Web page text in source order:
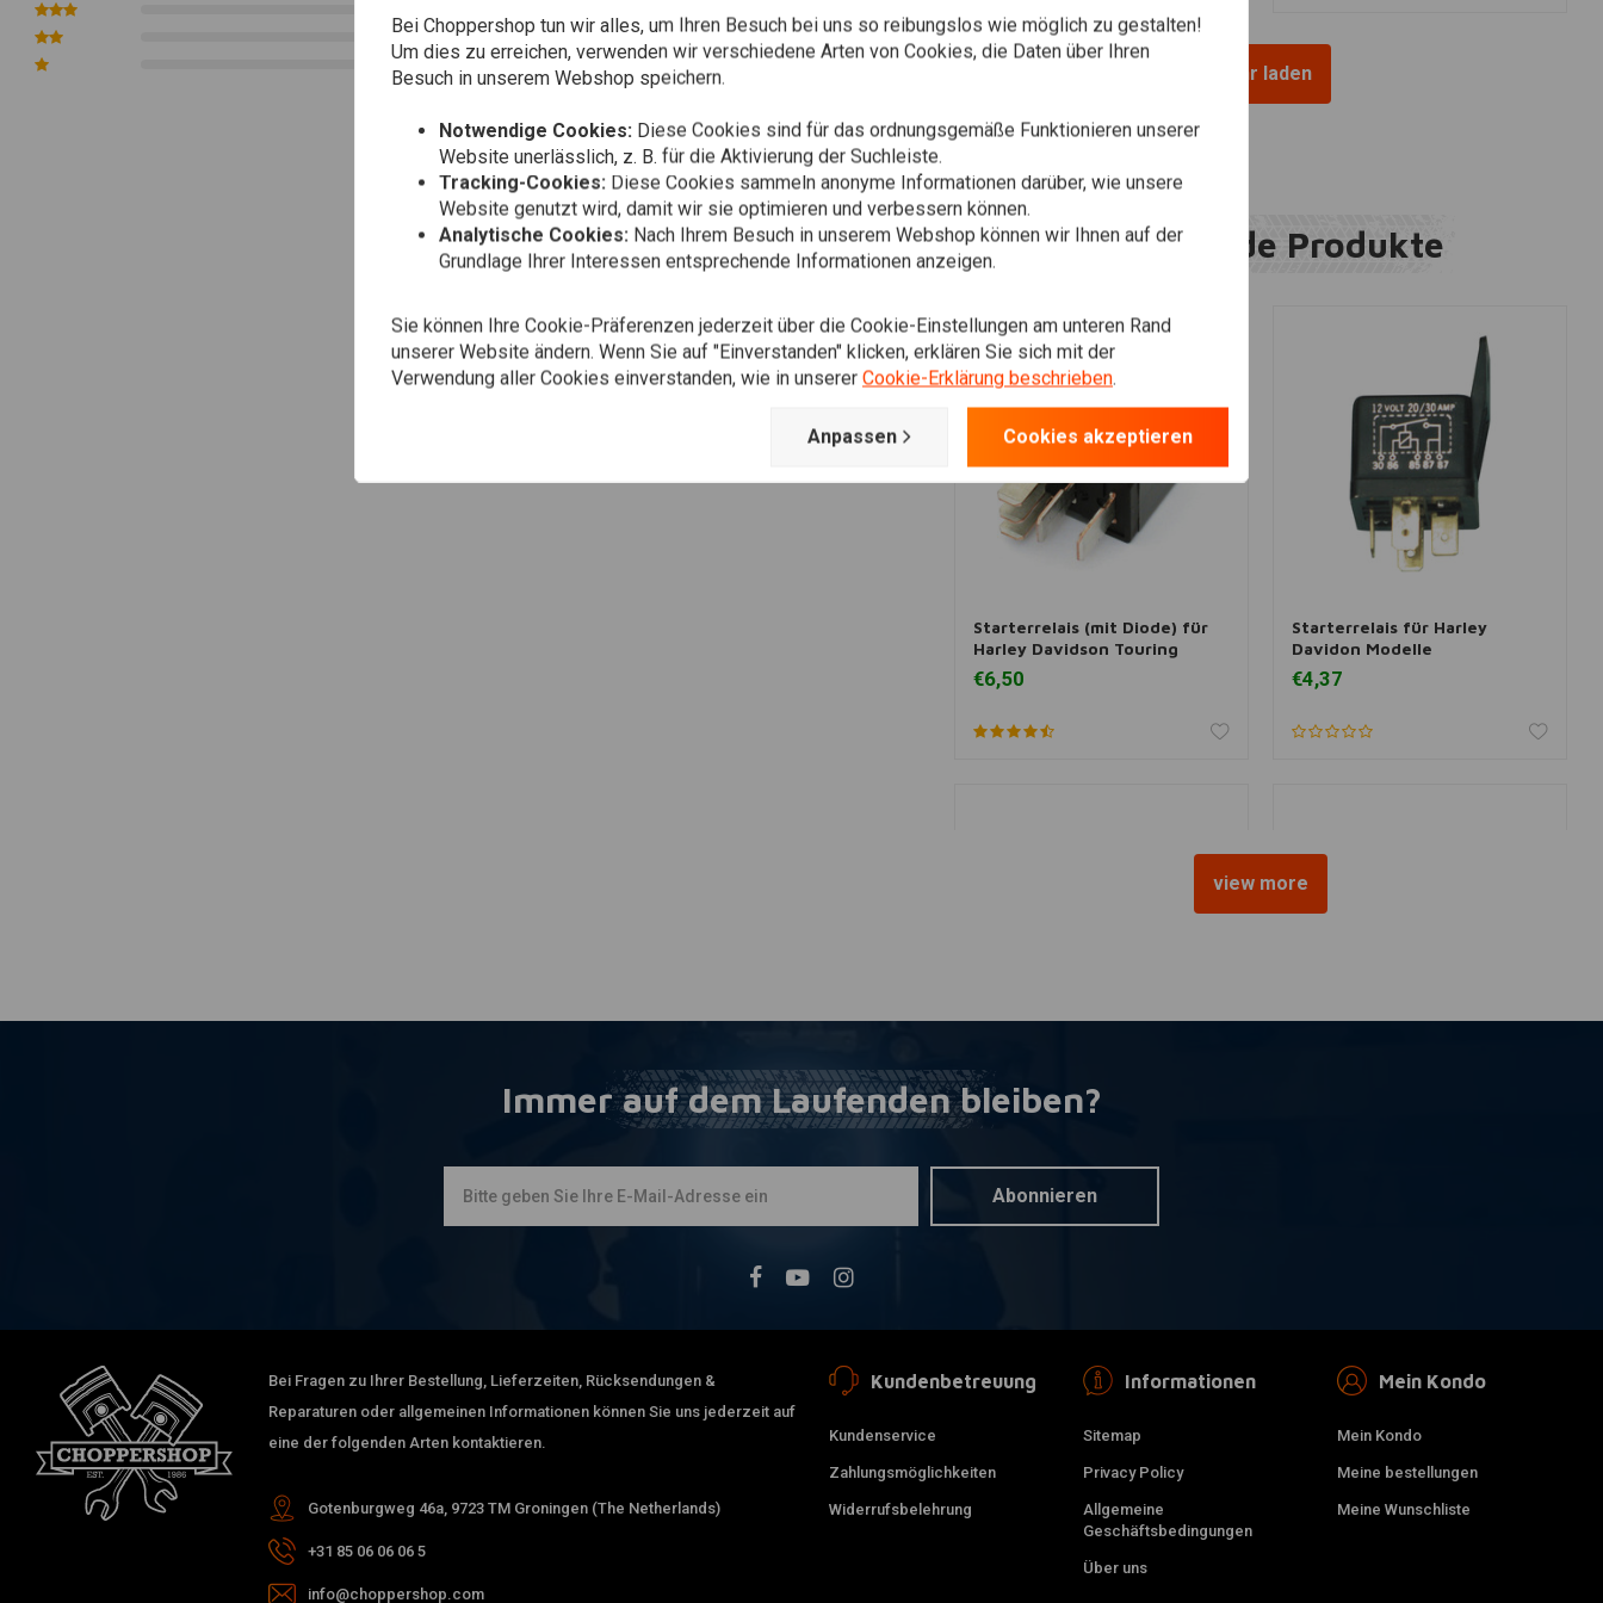
0
0
Mehr laden
Ergänzende Produkte
Zum Warenkorb hinzufügen
Starterrelais (mit Diode) für
Harley Davidson Touring
€6,50
Zum Warenkorb hinzufügen
Starterrelais für Harley
Davidon Modelle
€4,37
Zum Warenkorb hinzufügen
ALL BALLS
Softail / 07-16 Touring
view more
Immer auf dem Laufenden bleiben?
Abonnieren
Bei Fragen zu Ihrer Bestellung, Lieferzeiten, Rücksendungen &
Reparaturen oder allgemeinen Informationen können Sie uns jederzeit auf
eine der folgenden Arten kontaktieren.
Gotenburgweg 46a, 9723 TM Groningen (The Netherlands)
+31 85 06 06 06 5
info@choppershop.com
Kundenbetreuung
Kundenservice
Zahlungsmöglichkeiten
Widerrufsbelehrung
Informationen
Sitemap
Privacy Policy
Allgemeine
Geschäftsbedingungen
Über uns
Mein Kondo
Mein Kondo
Meine bestellungen
Meine Wunschliste
Bei Choppershop tun wir alles, um Ihren Besuch bei uns so reibungslos wie möglich zu gestalten!
Um dies zu erreichen, verwenden wir verschiedene Arten von Cookies, die Daten über Ihren
Besuch in unserem Webshop speichern.
Notwendige Cookies: Diese Cookies sind für das ordnungsgemäße Funktionieren unserer
Website unerlässlich, z. B. für die Aktivierung der Suchleiste.
Tracking-Cookies: Diese Cookies sammeln anonyme Informationen darüber, wie unsere
Website genutzt wird, damit wir sie optimieren und verbessern können.
Analytische Cookies: Nach Ihrem Besuch in unserem Webshop können wir Ihnen auf der
Grundlage Ihrer Interessen entsprechende Informationen anzeigen.
Sie können Ihre Cookie-Präferenzen jederzeit über die Cookie-Einstellungen am unteren Rand
unserer Website ändern. Wenn Sie auf "Einverstanden" klicken, erklären Sie sich mit der
Verwendung aller Cookies einverstanden, wie in unserer Cookie-Erklärung beschrieben.
Anpassen Cookies akzeptieren